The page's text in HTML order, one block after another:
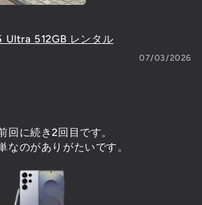
Ultra 512GB レンタル
07/03/2026
回に続き2回目です。
なのがありがたいです。